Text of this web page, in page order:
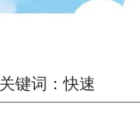
关键词：快速